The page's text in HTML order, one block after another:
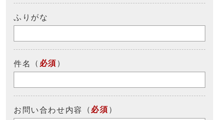
ふりがな
件名 （ 必須 ）
お問い合わせ内容 （ 必須 ）